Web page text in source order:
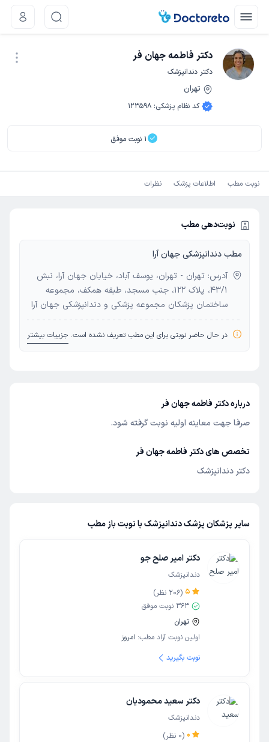
دکتر فاطمه جهان فر
دکتر دندانپزشک
تهران
کد نظام پزشکی:
123598
1 نوبت موفق
نوبت مطب اطلاعات پزشک نظرات
نوبت‌دهی مطب
مطب دندانپزشکی جهان آرا
آدرس: تهران - تهران، یوسف آباد، خیابان جهان آرا، نبش
43/1، پلاک 122، جنب مسجد، طبقه همکف، مجموعه
ساختمان پزشکان مجموعه پزشکی و دندانپزشکی جهان آرا
در حال حاضر نوبتی برای این مطب تعریف نشده است. جزییات بیشتر
درباره دکتر فاطمه جهان فر
صرفا جهت معاینه اولیه نوبت گرفته شود.
تخصص های دکتر فاطمه جهان فر
دکتر دندانپزشک
سایر پزشکان پزشک دندانپزشک با نوبت باز مطب
دکتر امیر صلح جو
دندانپزشک
5
(
206 نظر)
363 نوبت موفق
تهران
اولین نوبت آزاد مطب: امروز
نوبت بگیرید
دکتر سعید محمودیان
دندانپزشک
0
(
0 نظر)